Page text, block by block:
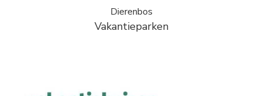
Dierenbos
Vakantieparken